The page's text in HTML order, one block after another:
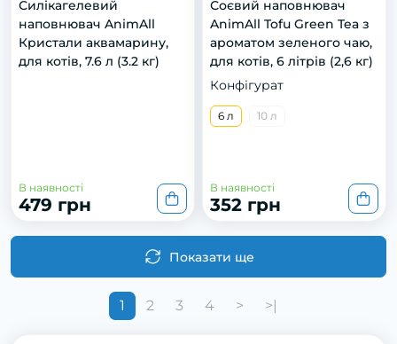
Силікагелевий
наповнювач AnimAll
Кристали аквамарину,
для котів, 7.6 л (3.2 кг)
В наявності
479 грн
Соєвий наповнювач
AnimAll Tofu Green Tea з
ароматом зеленого чаю,
для котів, 6 літрів (2,6 кг)
Конфігурат
6 л 10 л
В наявності
352 грн
Показати ще
1 2 3 4 > >|